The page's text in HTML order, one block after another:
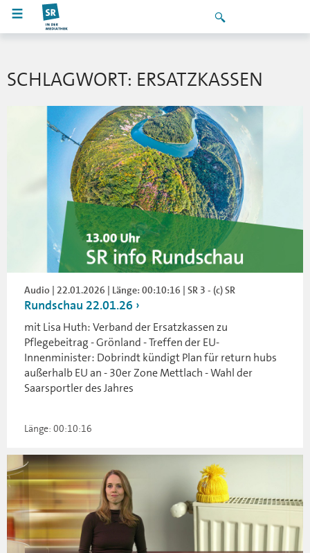
SCHLAGWORT: ERSATZKASSEN
Audio | 22.01.2026 | Länge: 00:10:16 | SR 3 - (c) SR
Rundschau 22.01.26
mit Lisa Huth: Verband der Ersatzkassen zu
Pflegebeitrag - Grönland - Treffen der EU-
Innenminister: Dobrindt kündigt Plan für return hubs
außerhalb EU an - 30er Zone Mettlach - Wahl der
Saarsportler des Jahres
Länge: 00:10:16